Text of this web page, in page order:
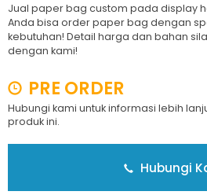
Jual paper bag custom pada display
Anda bisa order paper bag dengan
kebutuhan! Detail harga dan bahan
dengan kami!
PRE ORDER
Hubungi kami untuk informasi lebih
produk ini.
Hubungi